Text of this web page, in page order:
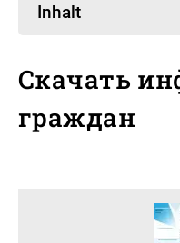
Inhalt
Скачать
граждан